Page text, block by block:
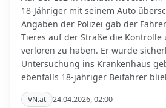
18-Jähriger mit seinem Auto
Angaben der Polizei gab der
Tieres auf der Straße die Kontrolle
verloren zu haben. Er wurde
Untersuchung ins Krankenhaus
ebenfalls 18-jähriger Beifahrer
VN.at 24.04.2026, 02:00